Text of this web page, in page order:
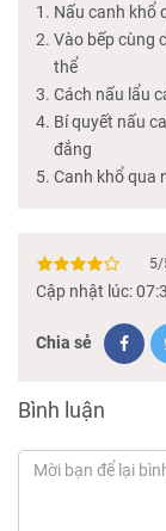
Nấu canh khổ
Vào bếp cùng
thể
Cách nấu lẩu
Bí quyết nấu
đắng
Canh khổ qua
5/
Cập nhật lúc:
Chia sẻ
Bình luận